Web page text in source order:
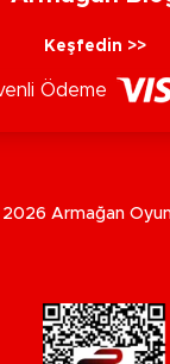
Keşfedin >>
Ödeme
Armağan